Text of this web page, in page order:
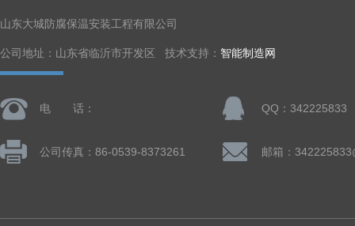
山东大城防腐保温安装工程有限公司
公司地址：山东省临沂市开发区 技术支持： 智能制造网
电 话： QQ：342225833
公司传真：86-0539-8373261 邮箱：